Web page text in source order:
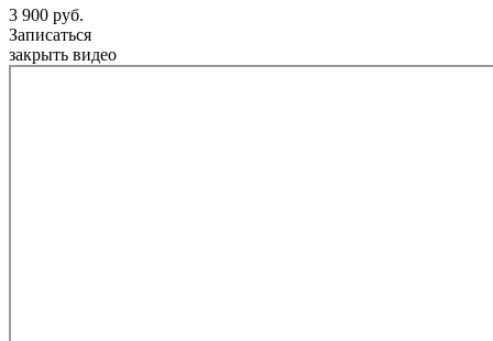
3 900 руб.
Записаться
закрыть видео